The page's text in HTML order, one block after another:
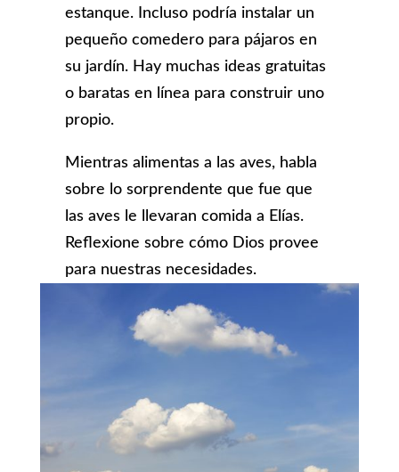
estanque. Incluso podría instalar un
pequeño comedero para pájaros en
su jardín. Hay muchas ideas gratuitas
o baratas en línea para construir uno
propio.
Mientras alimentas a las aves, habla
sobre lo sorprendente que fue que
las aves le llevaran comida a Elías.
Reflexione sobre cómo Dios provee
para nuestras necesidades.